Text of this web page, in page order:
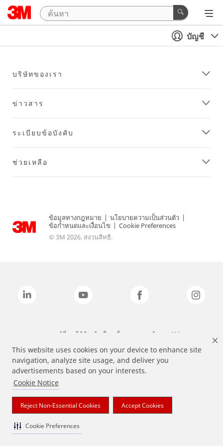
This website uses cookies on your device to enhance site
navigation, analyze site usage, and deliver you
advertisements based on your interests.
Cookie Notice
Reject Non-Essential Cookies Accept Cookies
Cookie Preferences
บัญชี
บริษัทของเรา
ข่าวสาร
ระเบียบข้อบังคับ
ช่วยเหลือ
ข้อมูลทางกฎหมาย | นโยบายความเป็นส่วนตัว |
ข้อกำหนดและเงื่อนไข | Cookie Preferences
© 3M 2026. สงวนสิทธิ.
แบรนด์ที่ระบุไว้ข้างต้นเป็นเครื่องหมายการค้าของ 3M